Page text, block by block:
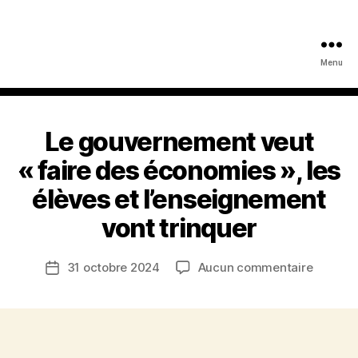
Menu
Le gouvernement veut
« faire des économies », les
élèves et l’enseignement
vont trinquer
Date31 octobre 2024 Aucun commentairesur